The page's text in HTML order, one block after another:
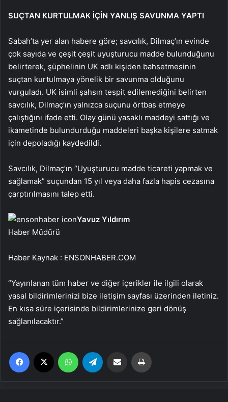
SUÇTAN KURTULMAK İÇİN YANLIŞ SAVUNMA YAPTI
Sabah’ta yer alan habere göre; savcılık, Dilmaç’ın evinde
çok sayıda ve çeşit çeşit uyuşturucu madde bulunduğunu
belirterek, şüphelinin UK adlı kişiden bahsetmesinin
suçtan kurtulmaya yönelik bir savunma olduğunu
vurguladı. UK isimli şahsın tespit edilemediğini belirten
savcılık, Dilmaç’ın yalnızca suçunu örtbas etmeye
çalıştığını ifade etti. Olay günü yasaklı maddeyi sattığı ve
ikametinde bulundurduğu maddeleri başka kişilere satmak
için depoladığı kaydedildi.
Savcılık, Dilmaç’ın “Uyuşturucu madde ticareti yapmak ve
sağlamak” suçundan 15 yıl veya daha fazla hapis cezasına
çarptırılmasını talep etti.
Yavuz Yıldırım
Haber Müdürü
Haber Kaynak : ENSONHABER.COM
“Yayınlanan tüm haber ve diğer içerikler ile ilgili olarak
yasal bildirimlerinizi bize iletişim sayfası üzerinden iletiniz.
En kısa süre içerisinde bildirimlerinize geri dönüş
sağlanılacaktır.”
Facebook WhatsApp Email'den paylaş